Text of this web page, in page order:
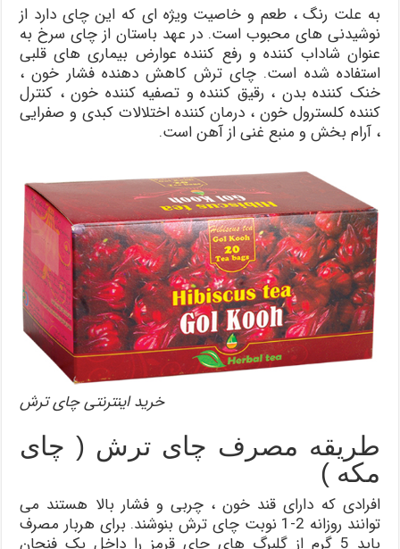
به علت رنگ ، طعم و خاصیت ویژه ای که این چای دارد از
نوشیدنی های محبوب است. در عهد باستان از چای سرخ به
عنوان شاداب کننده و رفع کننده عوارض بیماری های قلبی
استفاده شده است. چای ترش کاهش دهنده فشار خون ،
خنک کننده بدن ، رقیق کننده و تصفیه کننده خون ، کنترل
کننده کلسترول خون ، درمان کننده اختلالات کبدی و صفرایی
، آرام بخش و منبع غنی از آهن است.
خرید اینترنتی چای ترش
طریقه مصرف چای ترش ( چای
مکه )
افرادی که دارای قند خون ، چربی و فشار بالا هستند می
توانند روزانه 2-1 نوبت چای ترش بنوشند. برای هربار مصرف
باید 5 گرم از گلبرگ های چای قرمز را داخل یک فنجان